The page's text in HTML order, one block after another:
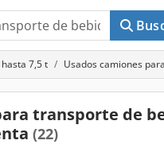
7,5 t Usados camiones
transporte de
(22)